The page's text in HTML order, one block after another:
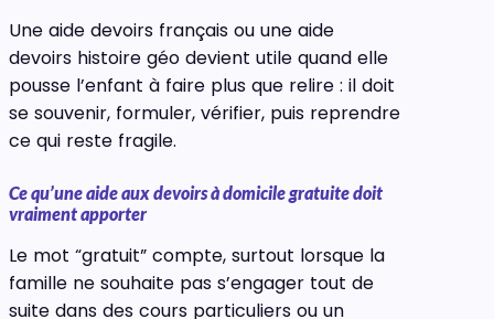
Une aide devoirs français ou une aide
devoirs histoire géo devient utile quand elle
pousse l’enfant à faire plus que relire : il doit
se souvenir, formuler, vérifier, puis reprendre
ce qui reste fragile.
Ce qu’une aide aux devoirs à domicile gratuite doit
vraiment apporter
Le mot “gratuit” compte, surtout lorsque la
famille ne souhaite pas s’engager tout de
suite dans des cours particuliers ou un